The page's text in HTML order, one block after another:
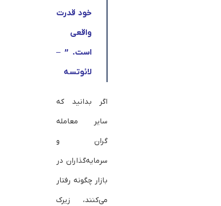
خود قدرت
واقعی
است. ” –
لائوتسه
اگر بدانید که
سایر معامله
گران و
سرمایه‌گذاران در
بازار چگونه رفتار
می‌کنند، زیرک